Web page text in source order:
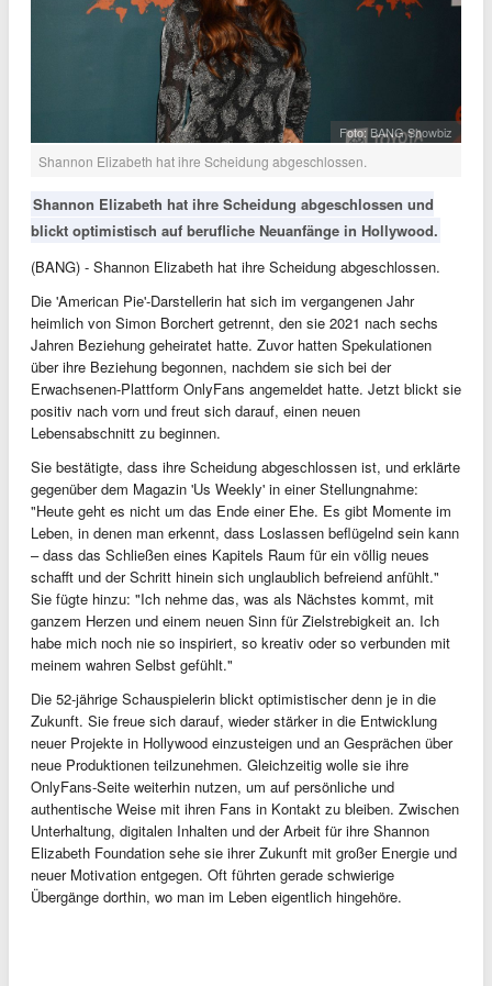
Foto: BANG Showbiz
Shannon Elizabeth hat ihre Scheidung abgeschlossen.
Shannon Elizabeth hat ihre Scheidung abgeschlossen und
blickt optimistisch auf berufliche Neuanfänge in Hollywood.
(BANG) - Shannon Elizabeth hat ihre Scheidung abgeschlossen.
Die 'American Pie'-Darstellerin hat sich im vergangenen Jahr
heimlich von Simon Borchert getrennt, den sie 2021 nach sechs
Jahren Beziehung geheiratet hatte. Zuvor hatten Spekulationen
über ihre Beziehung begonnen, nachdem sie sich bei der
Erwachsenen-Plattform OnlyFans angemeldet hatte. Jetzt blickt sie
positiv nach vorn und freut sich darauf, einen neuen
Lebensabschnitt zu beginnen.
Sie bestätigte, dass ihre Scheidung abgeschlossen ist, und erklärte
gegenüber dem Magazin 'Us Weekly' in einer Stellungnahme:
"Heute geht es nicht um das Ende einer Ehe. Es gibt Momente im
Leben, in denen man erkennt, dass Loslassen beflügelnd sein kann
– dass das Schließen eines Kapitels Raum für ein völlig neues
schafft und der Schritt hinein sich unglaublich befreiend anfühlt."
Sie fügte hinzu: "Ich nehme das, was als Nächstes kommt, mit
ganzem Herzen und einem neuen Sinn für Zielstrebigkeit an. Ich
habe mich noch nie so inspiriert, so kreativ oder so verbunden mit
meinem wahren Selbst gefühlt."
Die 52-jährige Schauspielerin blickt optimistischer denn je in die
Zukunft. Sie freue sich darauf, wieder stärker in die Entwicklung
neuer Projekte in Hollywood einzusteigen und an Gesprächen über
neue Produktionen teilzunehmen. Gleichzeitig wolle sie ihre
OnlyFans-Seite weiterhin nutzen, um auf persönliche und
authentische Weise mit ihren Fans in Kontakt zu bleiben. Zwischen
Unterhaltung, digitalen Inhalten und der Arbeit für ihre Shannon
Elizabeth Foundation sehe sie ihrer Zukunft mit großer Energie und
neuer Motivation entgegen. Oft führten gerade schwierige
Übergänge dorthin, wo man im Leben eigentlich hingehöre.